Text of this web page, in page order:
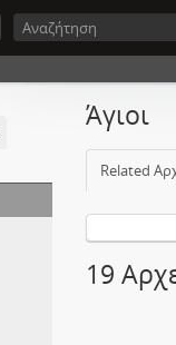
Άγιοι
Related
19